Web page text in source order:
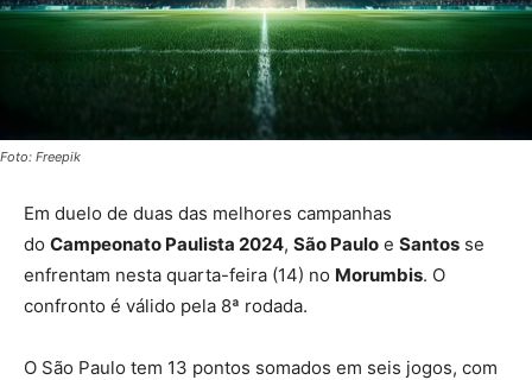
Foto: Freepik
Em duelo de duas das melhores campanhas
do Campeonato Paulista 2024, São Paulo e Santos se
enfrentam nesta quarta-feira (14) no Morumbis. O
confronto é válido pela 8ª rodada.
O São Paulo tem 13 pontos somados em seis jogos, com